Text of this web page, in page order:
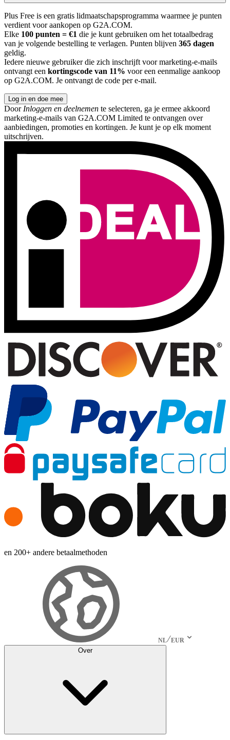
Plus Free is een gratis lidmaatschapsprogramma waarmee je punten
verdient voor aankopen op G2A.COM.
Elke 100 punten = €1 die je kunt gebruiken om het totaalbedrag
van je volgende bestelling te verlagen. Punten blijven 365 dagen
geldig.
Iedere nieuwe gebruiker die zich inschrijft voor marketing-e-mails
ontvangt een kortingscode van 11% voor een eenmalige aankoop
op G2A.COM. Je ontvangt de code per e-mail.
Log in en doe mee
Door Inloggen en deelnemen te selecteren, ga je ermee akkoord
marketing-e-mails van G2A.COM Limited te ontvangen over
aanbiedingen, promoties en kortingen. Je kunt je op elk moment
uitschrijven.
en 200+ andere betaalmethoden
NL EUR
Over